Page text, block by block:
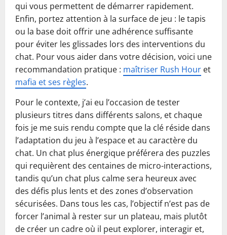
qui vous permettent de démarrer rapidement.
Enfin, portez attention à la surface de jeu : le tapis
ou la base doit offrir une adhérence suffisante
pour éviter les glissades lors des interventions du
chat. Pour vous aider dans votre décision, voici une
recommandation pratique : maîtriser Rush Hour et
mafia et ses règles.
Pour le contexte, j’ai eu l’occasion de tester
plusieurs titres dans différents salons, et chaque
fois je me suis rendu compte que la clé réside dans
l’adaptation du jeu à l’espace et au caractère du
chat. Un chat plus énergique préférera des puzzles
qui requièrent des centaines de micro-interactions,
tandis qu’un chat plus calme sera heureux avec
des défis plus lents et des zones d’observation
sécurisées. Dans tous les cas, l’objectif n’est pas de
forcer l’animal à rester sur un plateau, mais plutôt
de créer un cadre où il peut explorer, interagir et,